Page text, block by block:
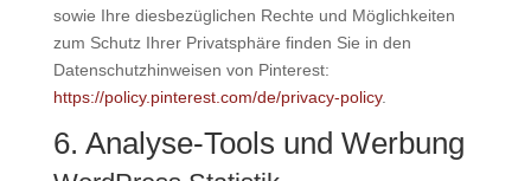
sowie Ihre diesbezüglichen Rechte und Möglichkeiten
zum Schutz Ihrer Privatsphäre finden Sie in den
Datenschutzhinweisen von Pinterest:
https://policy.pinterest.com/de/privacy-policy.
6. Analyse-Tools und Werbung